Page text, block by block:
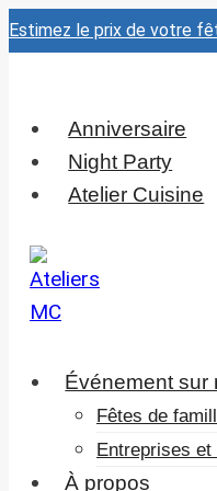
Aller
au
Estimez le prix de votre
Anniversaire
Night Party
Atelier Cuisine
Événement sur
Fêtes de
Entreprises
À propos